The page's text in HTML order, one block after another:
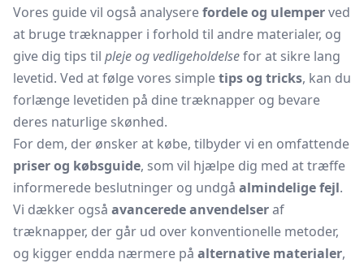
Vores guide vil også analyserefordele og ulemperved
at bruge træknapper i forhold til andre materialer, og
give dig tips til pleje og vedligeholdelsefor at sikre lang
levetid. Ved at følge vores simpletips og tricks, kan du
forlænge levetiden på dine træknapper og bevare
deres naturlige skønhed.
For dem, der ønsker at købe, tilbyder vi en omfattende
priser og købsguide, som vil hjælpe dig med at træffe
informerede beslutninger og undgå almindelige fejl.
Vi dækker også avancerede anvendelseraf
træknapper, der går ud over konventionelle metoder,
og kigger endda nærmere på alternative materialer,